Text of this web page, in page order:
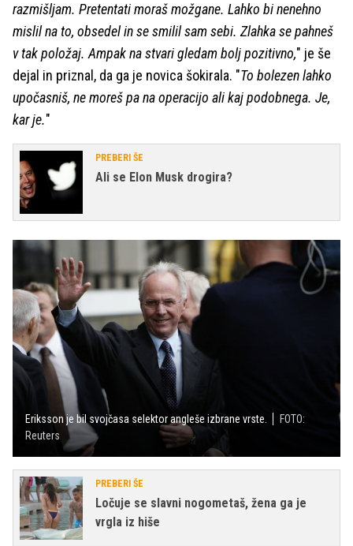
razmišljam. Pretentati moraš možgane. Lahko bi nenehno
mislil na to, obsedel in se smilil sam sebi. Zlahka se pahneš
v tak položaj. Ampak na stvari gledam bolj pozitivno," je še
dejal in priznal, da ga je novica šokirala. "To bolezen lahko
upočasniš, ne moreš pa na operacijo ali kaj podobnega. Je,
kar je."
PREBERI ŠE
Ali se Elon Musk drogira?
Eriksson je bil svojčasa selektor angleše izbrane vrste.
FOTO:
Reuters
PREBERI ŠE
Ločuje se slavni nogometaš, žena ga je
vrgla iz hiše